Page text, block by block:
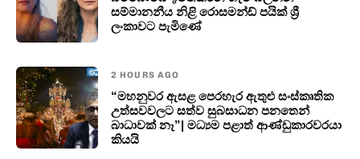
සම්මානනීය නිළි රොසමන්ඩ් පයික් ශ්‍රී
ලංකාවට පැමිණේ
2 HOURS AGO
“මහනුවර ඇසළ පෙරහැර ඇතුළු සංස්කෘතික
උත්සවවලට සත්ව සුබසාධන පනතෙන්
බාධාවක් නෑ”| මධ්‍යම පළාත් ආණ්ඩුකාරවරයා
කියයි